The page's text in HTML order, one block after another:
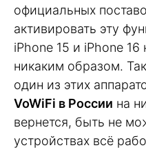
официальных
активировать эту
iPhone 15 и iPhone
никаким образом.
один из этих
VoWiFi в России на
вернется, быть не
устройствах всё